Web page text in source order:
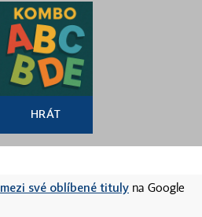
HRÁT
mezi své oblíbené tituly na Google